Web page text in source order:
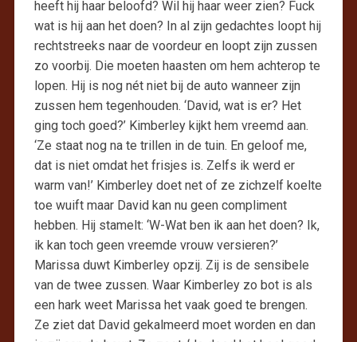
heeft hij haar beloofd? Wil hij haar weer zien? Fuck
wat is hij aan het doen? In al zijn gedachtes loopt hij
rechtstreeks naar de voordeur en loopt zijn zussen
zo voorbij. Die moeten haasten om hem achterop te
lopen. Hij is nog nét niet bij de auto wanneer zijn
zussen hem tegenhouden. ‘David, wat is er? Het
ging toch goed?’ Kimberley kijkt hem vreemd aan.
‘Ze staat nog na te trillen in de tuin. En geloof me,
dat is niet omdat het frisjes is. Zelfs ik werd er
warm van!’ Kimberley doet net of ze zichzelf koelte
toe wuift maar David kan nu geen compliment
hebben. Hij stamelt: ‘W-Wat ben ik aan het doen? Ik,
ik kan toch geen vreemde vrouw versieren?’
Marissa duwt Kimberley opzij. Zij is de sensibele
van de twee zussen. Waar Kimberley zo bot is als
een hark weet Marissa het vaak goed te brengen.
Ze ziet dat David gekalmeerd moet worden en dan